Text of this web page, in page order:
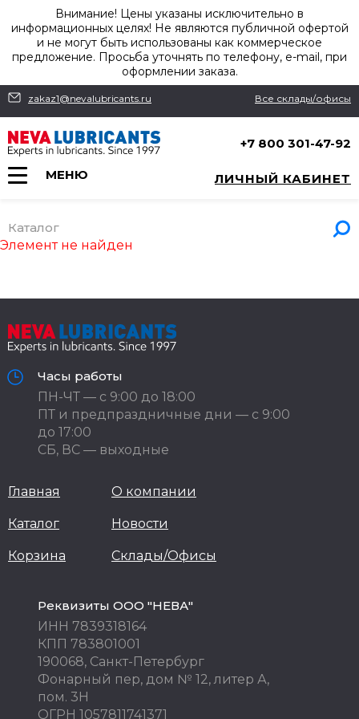
Внимание! Цены указаны исключительно в
информационных целях! Не являются публичной офертой
и не могут быть использованы как коммерческое
предложение. Просьба уточнять по телефону, e-mail, при
оформлении заказа.
zakaz1@nevalubricants.ru Все склады/офисы
+7 800 301-47-92
МЕНЮ ЛИЧНЫЙ КАБИНЕТ
Каталог
Элемент не найден
Часы работы
ПН-ЧТ — с 9:00 до 18:00
ПТ и предпраздничные дни — с 9:00
до 17:00
СБ, ВС — выходные
Главная
Каталог
Корзина
О компании
Новости
Склады/Офисы
Реквизиты ООО "НЕВА"
ИНН 7839318164
КПП 783801001
190068, Санкт-Петербург
Фонарный пер, дом № 12, литер А,
пом. 3Н
ОГРН 1057811741371